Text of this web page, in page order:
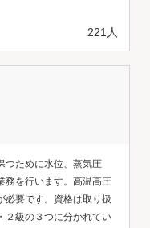
221人
つために水位、蒸気圧
務を行います。高温高圧
必要です。資格は取り扱
２級の３つに分かれてい